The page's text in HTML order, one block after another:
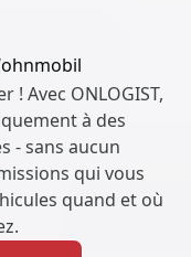
! Avec ONLOGIST,
à des
- sans aucun
qui vous
quand et où